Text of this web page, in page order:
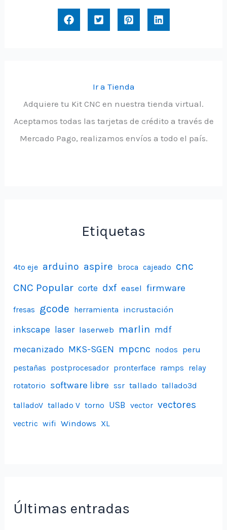
Ir a Tienda
Adquiere tu Kit CNC en nuestra tienda virtual.
Aceptamos todas las tarjetas de crédito a través de
Mercado Pago, realizamos envíos a todo el país.
Etiquetas
4to eje arduino aspire broca cajeado cnc
CNC Popular corte dxf easel firmware
fresas gcode herramienta incrustación
inkscape laser laserweb marlin mdf
mecanizado MKS-SGEN mpcnc nodos peru
pestañas postprocesador pronterface ramps relay
rotatorio software libre ssr tallado tallado3d
talladoV tallado V torno USB vector vectores
vectric wifi Windows XL
Últimas entradas